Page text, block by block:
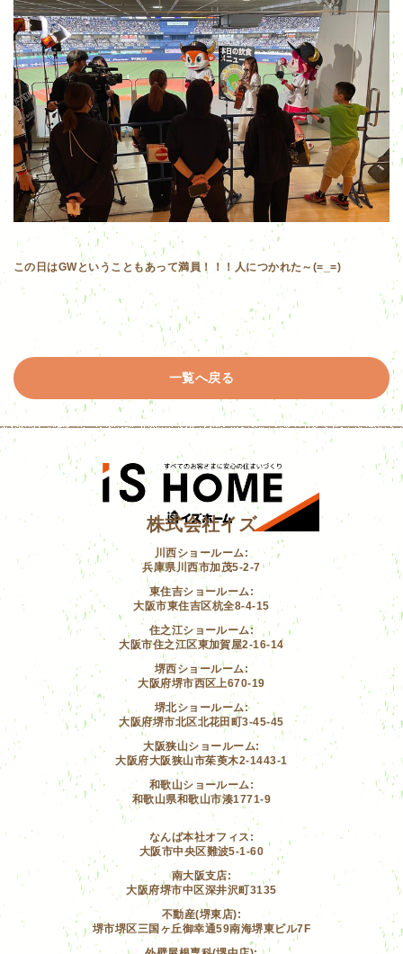
この日はGWということもあって満員！！！人につかれた～(=_=)
一覧へ戻る
株式会社イズ
川西ショールーム:
兵庫県川西市加茂5-2-7
東住吉ショールーム:
大阪市東住吉区杭全8-4-15
住之江ショールーム:
大阪市住之江区東加賀屋2-16-14
堺西ショールーム:
大阪府堺市西区上670-19
堺北ショールーム:
大阪府堺市北区北花田町3-45-45
大阪狭山ショールーム:
大阪府大阪狭山市茱萸木2-1443-1
和歌山ショールーム:
和歌山県和歌山市湊1771-9
なんば本社オフィス:
大阪市中央区難波5-1-60
南大阪支店:
大阪府堺市中区深井沢町3135
不動産(堺東店):
堺市堺区三国ヶ丘御幸通59南海堺東ビル7F